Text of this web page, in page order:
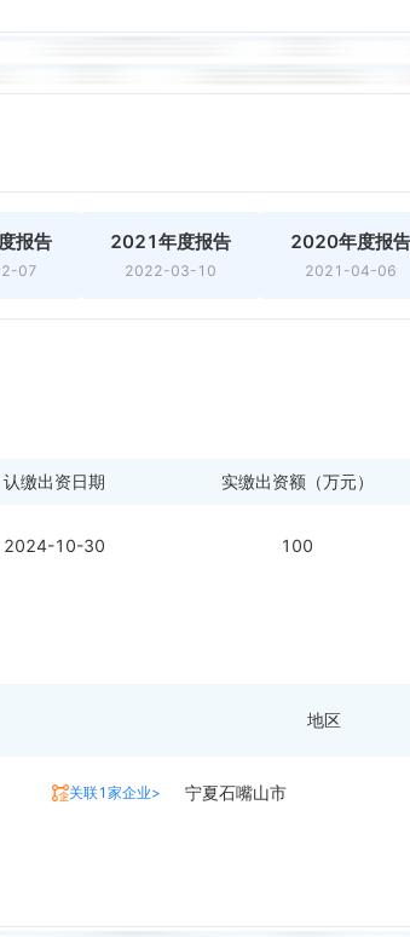
报告
07
2021年度报告
2022-03-10
2020年度报告
2021-04-06
认缴出资日期 实缴出资额（万元）
2024-10-30 100
地区
关联1家企业> 宁夏石嘴山市